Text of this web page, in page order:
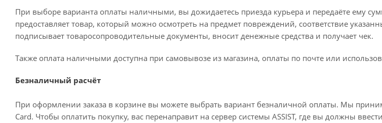
При выборе варианта оплаты наличными, вы дожидаетесь приезда курьера и передаёте ему
предоставляет товар, который можно осмотреть на предмет повреждений, соответствие
подписывает товаросопроводительные документы, вносит денежные средства и получает чек.
Также оплата наличными доступна при самовывозе из магазина, оплаты по почте или
Безналичный расчёт
При оформлении заказа в корзине вы можете выбрать вариант безналичной оплаты. Мы
Card. Чтобы оплатить покупку, вас перенаправит на сервер системы ASSIST, где вы должны